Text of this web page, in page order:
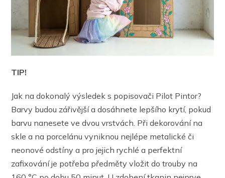
TIP!
Jak na dokonalý výsledek s popisovači Pilot Pintor?
Barvy budou zářivější a dosáhnete lepšího krytí, pokud
barvu nanesete ve dvou vrstvách. Při dekorování na
skle a na porcelánu vyniknou nejlépe metalické či
neonové odstíny a pro jejich rychlé a perfektní
zafixování je potřeba předměty vložit do trouby na